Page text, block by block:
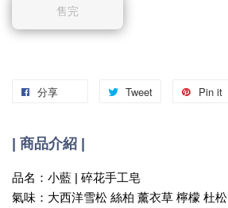
售完
分享 Tweet Pin it
| 商品介紹 |
品名：小藍 | 碎花手工皂
氣味：大西洋雪松 絲柏 薰衣草 檸檬 杜松